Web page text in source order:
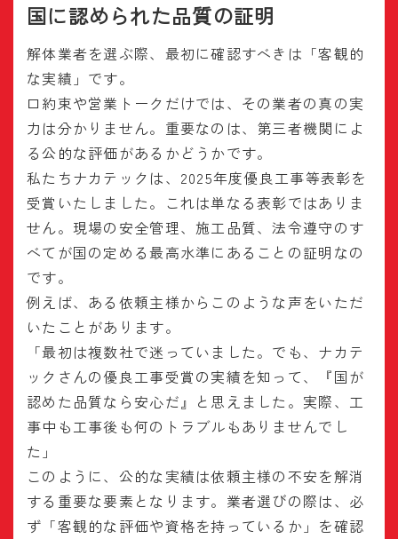
国に認められた品質の証明
解体業者を選ぶ際、最初に確認すべきは「客観的
な実績」です。
口約束や営業トークだけでは、その業者の真の実
力は分かりません。重要なのは、第三者機関によ
る公的な評価があるかどうかです。
私たちナカテックは、2025年度優良工事等表彰を
受賞いたしました。これは単なる表彰ではありま
せん。現場の安全管理、施工品質、法令遵守のす
べてが国の定める最高水準にあることの証明なの
です。
例えば、ある依頼主様からこのような声をいただ
いたことがあります。
「最初は複数社で迷っていました。でも、ナカテ
ックさんの優良工事受賞の実績を知って、『国が
認めた品質なら安心だ』と思えました。実際、工
事中も工事後も何のトラブルもありませんでし
た」
このように、公的な実績は依頼主様の不安を解消
する重要な要素となります。業者選びの際は、必
ず「客観的な評価や資格を持っているか」を確認